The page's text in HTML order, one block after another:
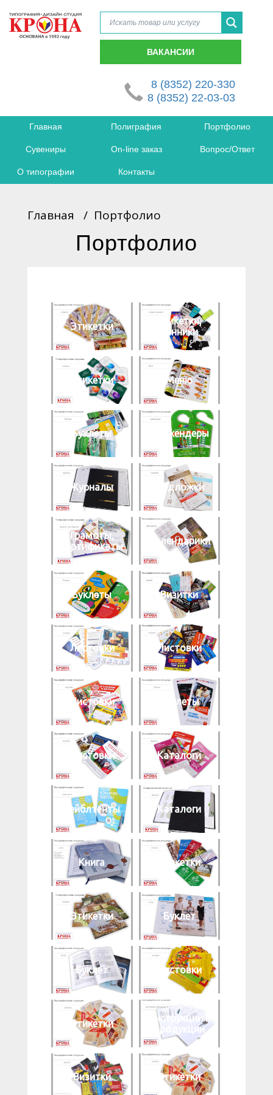
ВАКАНСИИ
8 (8352) 220-330
8 (8352) 22-03-03
Главная Полиграфия Портфолио
Сувениры On-line заказ Вопрос/Ответ
О типографии Контакты
Главная / Портфолио
Портфолио
Этикетки
Этикетки,
ценники
Этикетки Меню
Буклеты Дорхендеры
Журналы Подложки
Грамоты,
сертификаты
Календарики
Буклеты Визитки
Листовки Листовки
Листовки Буклеты
Листовки Каталоги
Тейблтенты Каталоги
Книга Этикетки
Этикетки Буклет
Буклет Листовки
Этикетки
Инструкции к
продукции
Визитки Этикетки